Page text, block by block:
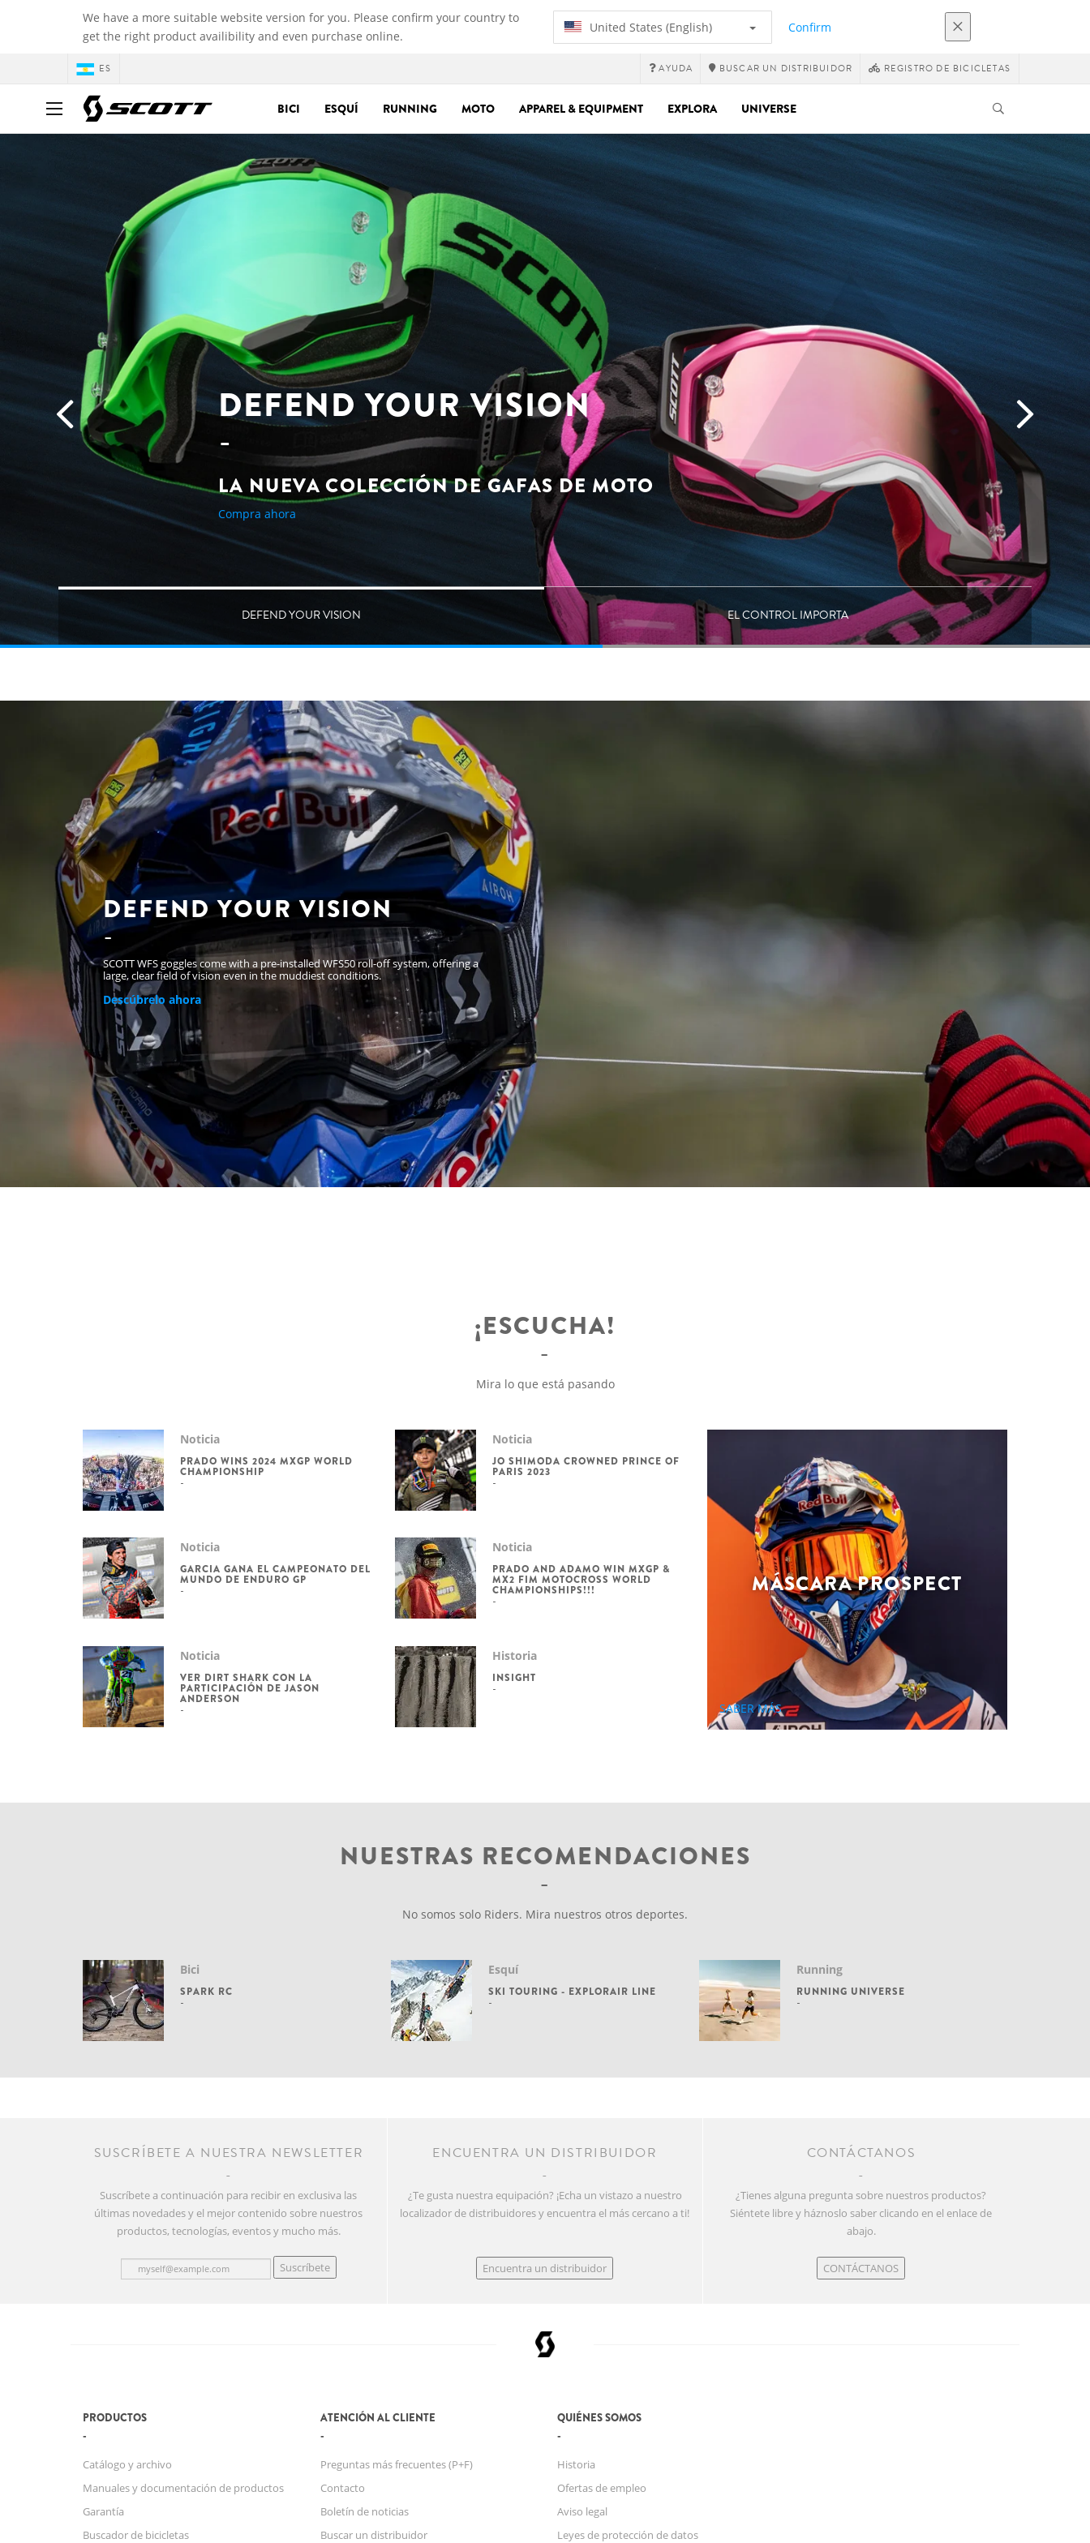
We have a more suitable website version for you. Please confirm your country to
get the right product availibility and even purchase online.
United States (English) Confirm
ES AYUDA BUSCAR UN DISTRIBUIDOR REGISTRO DE BICICLETAS
BICI ESQUÍ RUNNING MOTO APPAREL & EQUIPMENT EXPLORA UNIVERSE
DEFEND YOUR VISION
LA NUEVA COLECCIÓN DE GAFAS DE MOTO
Compra ahora
DEFEND YOUR VISION EL CONTROL IMPORTA
DEFEND YOUR VISION
SCOTT WFS goggles come with a pre-installed WFS50 roll-off system, offering a
large, clear field of vision even in the muddiest conditions.
Descúbrelo ahora
¡ESCUCHA!
Mira lo que está pasando
Noticia
PRADO WINS 2024 MXGP WORLD
CHAMPIONSHIP
Noticia
JO SHIMODA CROWNED PRINCE OF
PARIS 2023
Noticia
GARCIA GANA EL CAMPEONATO DEL
MUNDO DE ENDURO GP
Noticia
PRADO AND ADAMO WIN MXGP &
MX2 FIM MOTOCROSS WORLD
CHAMPIONSHIPS!!!
Noticia
VER DIRT SHARK CON LA
PARTICIPACIÓN DE JASON
ANDERSON
Historia
INSIGHT
MÁSCARA PROSPECT
SABER MÁS
NUESTRAS RECOMENDACIONES
No somos solo Riders. Mira nuestros otros deportes.
Bici
SPARK RC
Esquí
SKI TOURING - EXPLORAIR LINE
Running
RUNNING UNIVERSE
SUSCRÍBETE A NUESTRA NEWSLETTER
Suscríbete a continuación para recibir en exclusiva las
últimas novedades y el mejor contenido sobre nuestros
productos, tecnologías, eventos y mucho más.
Suscríbete
ENCUENTRA UN DISTRIBUIDOR
¿Te gusta nuestra equipación? ¡Echa un vistazo a nuestro
localizador de distribuidores y encuentra el más cercano a ti!
Encuentra un distribuidor
CONTÁCTANOS
¿Tienes alguna pregunta sobre nuestros productos?
Siéntete libre y háznoslo saber clicando en el enlace de
abajo.
CONTÁCTANOS
PRODUCTOS
Catálogo y archivo
Manuales y documentación de productos
Garantía
Buscador de bicicletas
ATENCIÓN AL CLIENTE
Preguntas más frecuentes (P+F)
Contacto
Boletín de noticias
Buscar un distribuidor
QUIÉNES SOMOS
Historia
Ofertas de empleo
Aviso legal
Leyes de protección de datos